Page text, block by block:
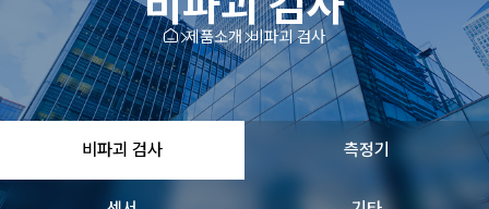
제품소개 비파괴 검사
비파괴 검사 측정기